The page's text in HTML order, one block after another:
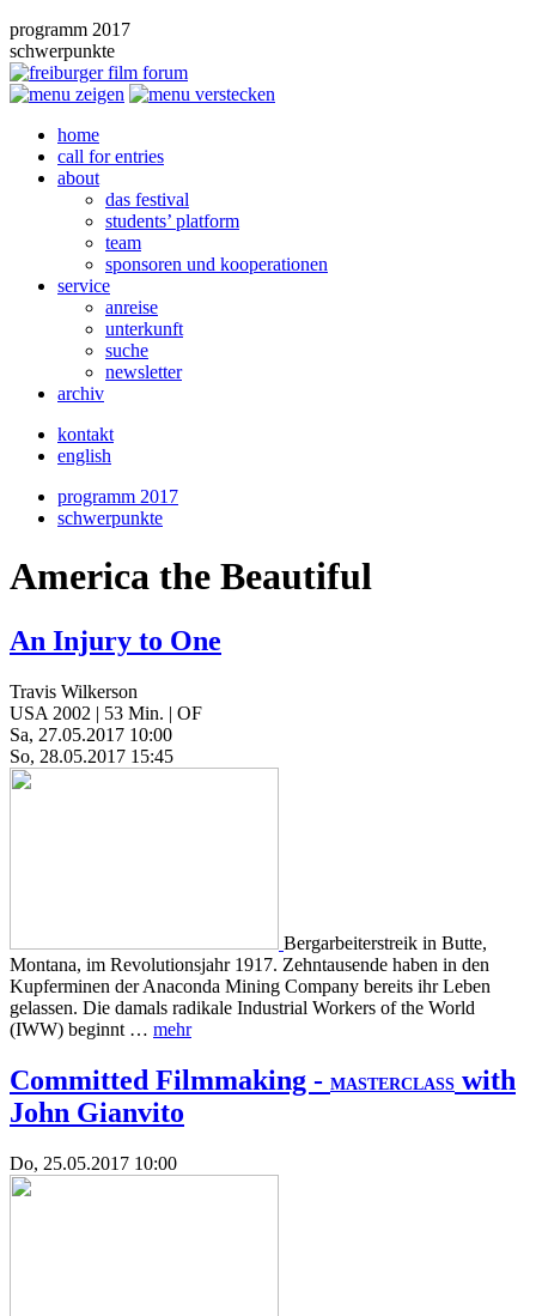
programm 2017
schwerpunkte
home
call for entries
about
das festival
students’ platform
team
sponsoren und kooperationen
service
anreise
unterkunft
suche
newsletter
archiv
kontakt
english
programm 2017
schwerpunkte
America the Beautiful
An Injury to One
Travis Wilkerson
USA 2002 | 53 Min. | OF
Sa, 27.05.2017 10:00
So, 28.05.2017 15:45
Bergarbeiterstreik in Butte,
Montana, im Revolutionsjahr 1917. Zehntausende haben in den
Kupferminen der Anaconda Mining Company bereits ihr Leben
gelassen. Die damals radikale Industrial Workers of the World
(IWW) beginnt … mehr
Committed Filmmaking - MASTERCLASS with
John Gianvito
Do, 25.05.2017 10:00